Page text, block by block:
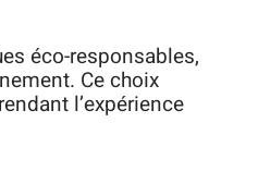
éco-responsables,
Ce choix
l’expérience